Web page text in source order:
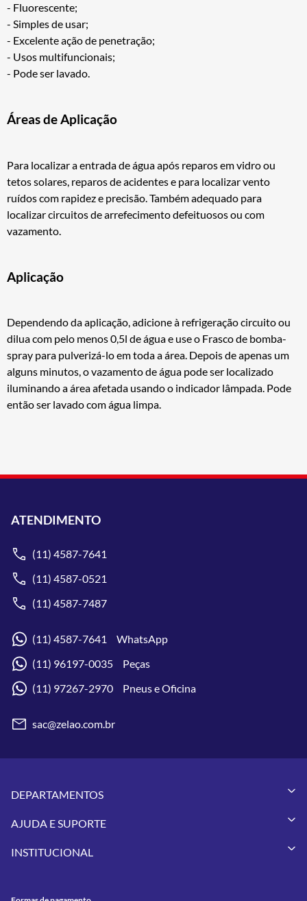
- Fluorescente;
- Simples de usar;
- Excelente ação de penetração;
- Usos multifuncionais;
- Pode ser lavado.
Áreas de Aplicação
Para localizar a entrada de água após reparos em vidro ou
tetos solares, reparos de acidentes e para localizar vento
ruídos com rapidez e precisão. Também adequado para
localizar circuitos de arrefecimento defeituosos ou com
vazamento.
Aplicação
Dependendo da aplicação, adicione à refrigeração circuito ou
dilua com pelo menos 0,5l de água e use o Frasco de bomba-
spray para pulverizá-lo em toda a área. Depois de apenas um
alguns minutos, o vazamento de água pode ser localizado
iluminando a área afetada usando o indicador lâmpada. Pode
então ser lavado com água limpa.
ATENDIMENTO
(11) 4587-7641
(11) 4587-0521
(11) 4587-7487
(11) 4587-7641 WhatsApp
(11) 96197-0035 Peças
(11) 97267-2970 Pneus e Oficina
sac@zelao.com.br
DEPARTAMENTOS
Vestuários
Pneus
Utilidades
AJUDA E SUPORTE
Meus Pedidos
INSTITUCIONAL